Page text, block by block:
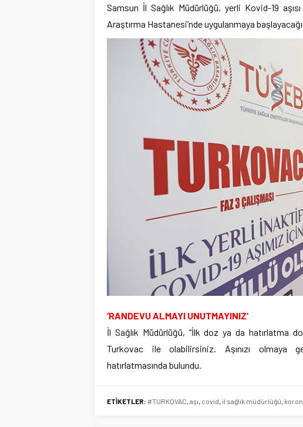
Samsun İl Sağlık Müdürlüğü, yerli Kovid-19
Araştırma Hastanesi’nde uygulanmaya
‘RANDEVU ALMAYI UNUTMAYINIZ’
İl Sağlık Müdürlüğü, “İlk doz ya da hatırlatma
Turkovac ile olabilirsiniz. Aşınızı olmaya
hatırlatmasında bulundu.
ETİKETLER: #TURKOVAC, aşı, covid, il sağlık müdürlüğü,